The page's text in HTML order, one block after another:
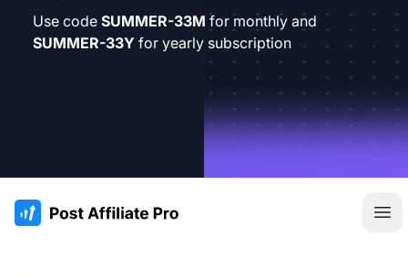
Use code SUMMER-33M for monthly and
SUMMER-33Y for yearly subscription
:site.title